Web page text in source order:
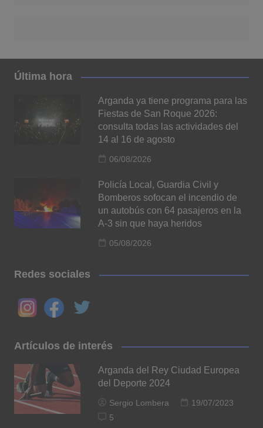
Última hora
Arganda ya tiene programa para las
Fiestas de San Roque 2026:
consulta todas las actividades del
14 al 16 de agosto
06/08/2026
Policía Local, Guardia Civil y
Bomberos sofocan el incendio de
un autobús con 64 pasajeros en la
A-3 sin que haya heridos
05/08/2026
Redes sociales
Artículos de interés
Arganda del Rey Ciudad Europea
del Deporte 2024
Sergio Lombera
19/07/2023
5